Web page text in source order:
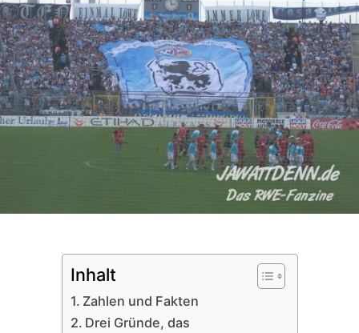
Inhalt
Zahlen und Fakten
Drei Gründe, das